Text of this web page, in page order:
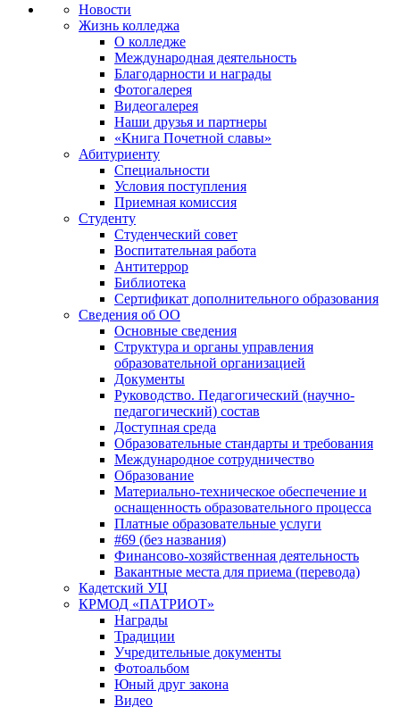
Новости
Жизнь колледжа
О колледже
Международная деятельность
Благодарности и награды
Фотогалерея
Видеогалерея
Наши друзья и партнеры
«Книга Почетной славы»
Абитуриенту
Специальности
Условия поступления
Приемная комиссия
Студенту
Студенческий совет
Воспитательная работа
Антитеррор
Библиотека
Сертификат дополнительного образования
Сведения об ОО
Основные сведения
Структура и органы управления
образовательной организацией
Документы
Руководство. Педагогический (научно-
педагогический) состав
Доступная среда
Образовательные стандарты и требования
Международное сотрудничество
Образование
Материально-техническое обеспечение и
оснащенность образовательного процесса
Платные образовательные услуги
#69 (без названия)
Финансово-хозяйственная деятельность
Вакантные места для приема (перевода)
Кадетский УЦ
КРМОД «ПАТРИОТ»
Награды
Традиции
Учредительные документы
Фотоальбом
Юный друг закона
Видео